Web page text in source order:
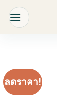
content
ลดราคา!